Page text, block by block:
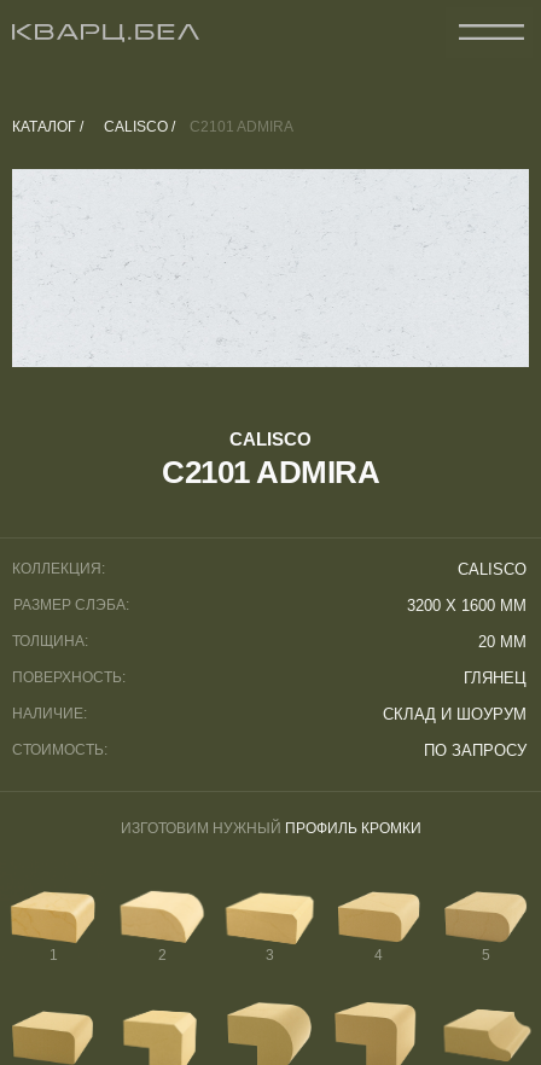
C2101 ADMIRA
CALISCO
КОЛЛЕКЦИЯ:
CALISCO
3200 Х 1600 ММ
РАЗМЕР СЛЭБА:
ТОЛЩИНА:
20 ММ
ГЛЯНЕЦ
ПОВЕРХНОСТЬ:
НАЛИЧИЕ:
СКЛАД И ШОУРУМ
ПО ЗАПРОСУ
СТОИМОСТЬ:
1 2 4
3 5
ИЗГОТОВИМ НУЖНЫЙ ПРОФИЛЬ КРОМКИ
КАТАЛОГ / CALISCO / C2101 ADMIRA